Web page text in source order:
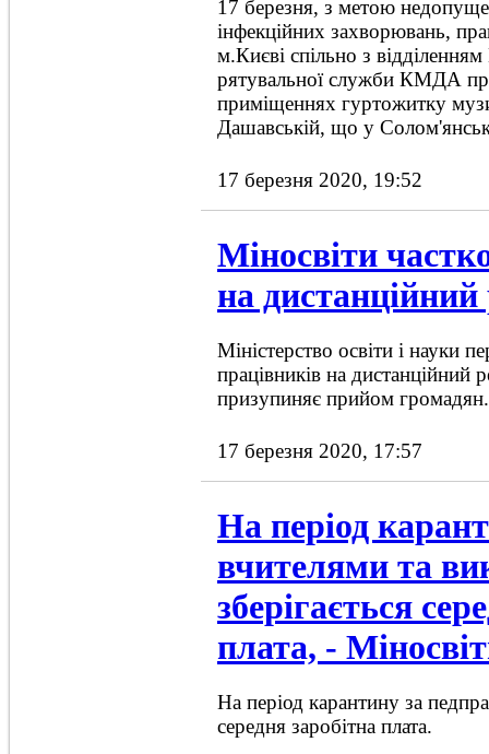
17 березня, з метою
інфекційних захворювань,
м.Києві спільно з відділенням
рятувальної служби КМДА
приміщеннях гуртожитку
Дашавській, що у
17 березня 2020, 19:52
Міносвіти
на
Міністерство освіти і науки
працівників на дистанційний
призупиняє прийом громадян.
17 березня 2020, 17:57
На період
вчителями та
зберігається
плата, -
На період карантину за
середня заробітна плата.